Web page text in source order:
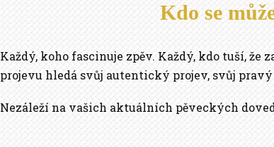
Kdo se
Každý, koho fascinuje zpěv. Každý, kdo tuší, že
projevu hledá svůj autentický projev, svůj pravý
Nezáleží na vašich aktuálních pěveckých